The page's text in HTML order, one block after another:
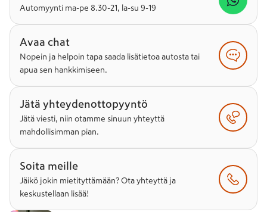
Automyynti ma-pe 8.30-21, la-su 9-19
Avaa chat
Nopein ja helpoin tapa saada lisätietoa autosta tai
apua sen hankkimiseen.
Jätä yhteydenottopyyntö
Jätä viesti, niin otamme sinuun yhteyttä
mahdollisimman pian.
Soita meille
Jäikö jokin mietityttämään? Ota yhteyttä ja
keskustellaan lisää!